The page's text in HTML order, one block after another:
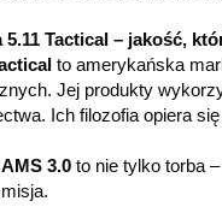
5.11 Tactical – jakość,
to amerykańska
Jej produkty
Ich filozofia opiera
3.0to nie tylko torba